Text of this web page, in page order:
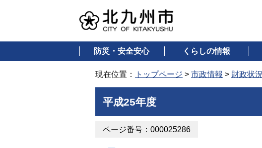
防災・安全安心 くらしの情報
現在位置： トップページ > 市政情報 > 財政状
平成25年度
ページ番号：000025286